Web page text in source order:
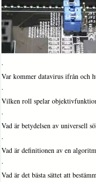
·
Var kommer datavirus ifrån och
·
Vilken roll spelar
·
Vad är betydelsen av universell
·
Vad är definitionen av en
·
Vad är det bästa sättet att